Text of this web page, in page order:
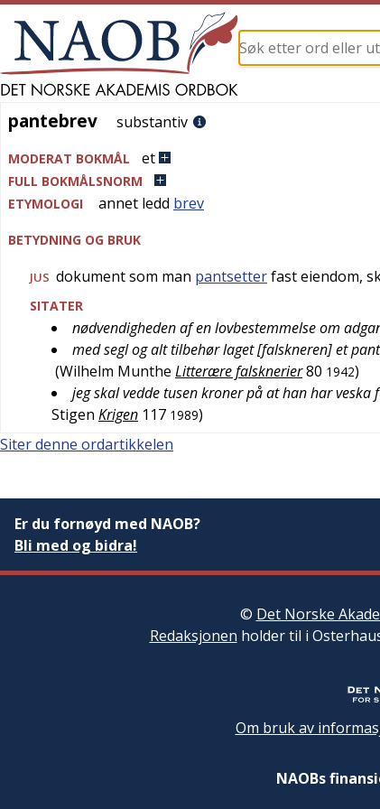
pantebrev
pantebrev substantiv
MODERAT BOKMÅL et
FULL BOKMÅLSNORM
ETYMOLOGI
annet ledd brev
BETYDNING OG BRUK
JUS dokument som man pantsetterfast eiendom,
SITATER
nødvendigheden af en lovbestemmelse om
med segl og alt tilbehør laget [falskneren] et
(Wilhelm Munthe Litterære falsknerier80 1942)
jeg skal vedde tusen kroner på at han har
Stigen Krigen 117 1989)
Siter denne ordartikkelen
Er du fornøyd med NAOB?
Bli med og bidra!
© Det Norske
Redaksjonen holder til i
Om bruk av
NAOBs